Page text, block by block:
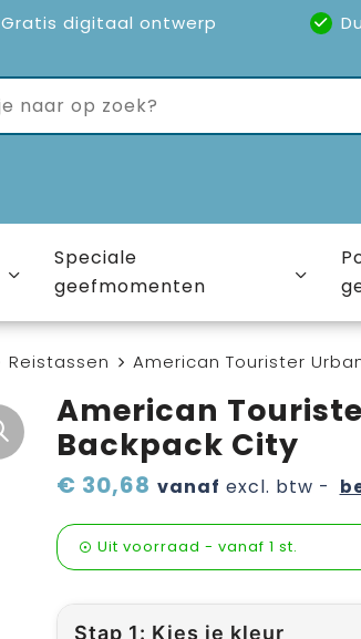
Gratis digitaal ontwerp
Speciale
geefmomenten
Reistassen American Tourister
American
Backpack City
€ 30,68 vanaf excl. btw -
Uit voorraad - vanaf 1 st.
Stap 1: Kies je kleur